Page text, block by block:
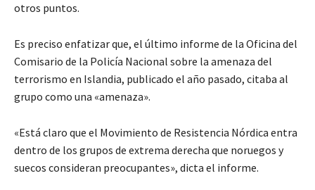
otros puntos.
Es preciso enfatizar que, el último informe de la Oficina del
Comisario de la Policía Nacional sobre la amenaza del
terrorismo en Islandia, publicado el año pasado, citaba al
grupo como una «amenaza».
«Está claro que el Movimiento de Resistencia Nórdica entra
dentro de los grupos de extrema derecha que noruegos y
suecos consideran preocupantes», dicta el informe.